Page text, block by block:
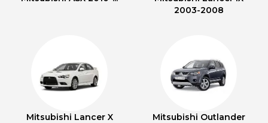
2003-2008
Mitsubishi Lancer X
Mitsubishi Outlander